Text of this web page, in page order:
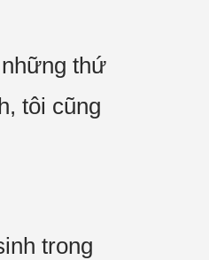
thứ
tôi cũng
trong